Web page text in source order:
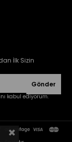
İlk Sizin
Gönder
kabul ediyorum.